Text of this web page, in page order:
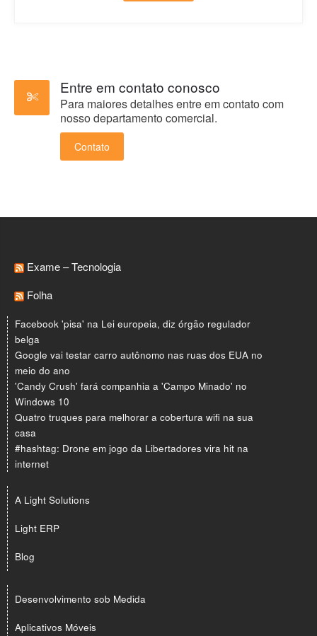
Entre em contato conosco
Para maiores detalhes entre em contato com
nosso departamento comercial.
Contato
Exame – Tecnologia
Folha
Facebook 'pisa' na Lei europeia, diz órgão regulador
belga
Google vai testar carro autônomo nas ruas dos EUA no
meio do ano
'Candy Crush' fará companhia a 'Campo Minado' no
Windows 10
Quatro truques para melhorar a cobertura wifi na sua
casa
#hashtag: Drone em jogo da Libertadores vira hit na
internet
A Light Solutions
Light ERP
Blog
Desenvolvimento sob Medida
Aplicativos Móveis